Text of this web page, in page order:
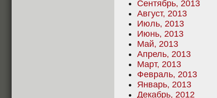
Сентябрь, 2013
Август, 2013
Июль, 2013
Июнь, 2013
Май, 2013
Апрель, 2013
Март, 2013
Февраль, 2013
Январь, 2013
Декабрь, 2012